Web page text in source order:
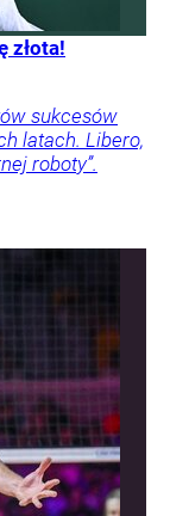
złota!
sukcesów
latach. Libero,
roboty”.